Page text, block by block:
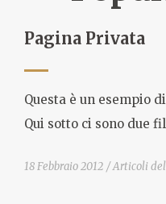
Pagina Privata
Questa è un esempio
Qui sotto ci sono due
18 Febbraio 2012 Articoli